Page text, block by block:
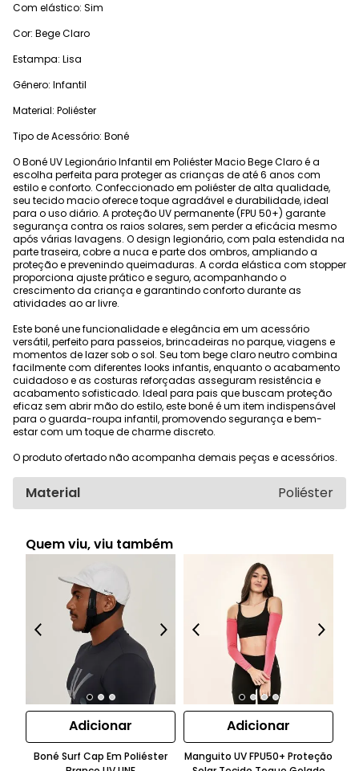
Com elástico: Sim
Cor: Bege Claro
Estampa: Lisa
Gênero: Infantil
Material: Poliéster
Tipo de Acessório: Boné
O Boné UV Legionário Infantil em Poliéster Macio Bege Claro é a
escolha perfeita para proteger as crianças de até 6 anos com
estilo e conforto. Confeccionado em poliéster de alta qualidade,
seu tecido macio oferece toque agradável e durabilidade, ideal
para o uso diário. A proteção UV permanente (FPU 50+) garante
segurança contra os raios solares, sem perder a eficácia mesmo
após várias lavagens. O design legionário, com pala estendida na
parte traseira, cobre a nuca e parte dos ombros, ampliando a
proteção e prevenindo queimaduras. A corda elástica com stopper
proporciona ajuste prático e seguro, acompanhando o
crescimento da criança e garantindo conforto durante as
atividades ao ar livre.
Este boné une funcionalidade e elegância em um acessório
versátil, perfeito para passeios, brincadeiras no parque, viagens e
momentos de lazer sob o sol. Seu tom bege claro neutro combina
facilmente com diferentes looks infantis, enquanto o acabamento
cuidadoso e as costuras reforçadas asseguram resistência e
acabamento sofisticado. Ideal para pais que buscam proteção
eficaz sem abrir mão do estilo, este boné é um item indispensável
para o guarda-roupa infantil, promovendo segurança e bem-
estar com um toque de charme discreto.
O produto ofertado não acompanha demais peças e acessórios.
Material Poliéster
Quem viu, viu também
Adicionar
Boné Surf Cap Em Poliéster
Adicionar
Manguito UV FPU50+ Proteção